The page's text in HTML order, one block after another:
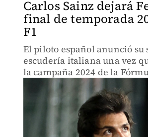
Carlos Sainz dejará
final de temporada
F1
El piloto español anunció su
escudería italiana una vez
la campaña 2024 de la